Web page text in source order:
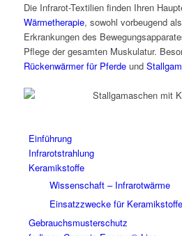
Die Infrarot-Textilien finden Ihren
Wärmetherapie, sowohl vorbeugend
Erkrankungen des
Pflege der gesamten Muskulatur.
Rückenwärmer für Pferdeund
Einführung
Infrarotstrahlung
Keramikstoffe
Wissenschaft – Infrarotwärme
Einsatzzwecke für Keramikstoffe
Gebrauchsmusterschutz